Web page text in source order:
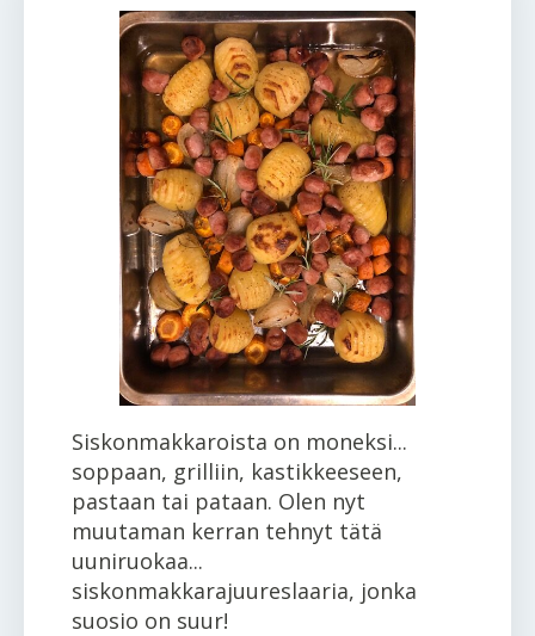
Siskonmakkaroista on moneksi...
soppaan, grilliin, kastikkeeseen,
pastaan tai pataan. Olen nyt
muutaman kerran tehnyt tätä
uuniruokaa...
siskonmakkarajuureslaaria, jonka
suosio on suur!